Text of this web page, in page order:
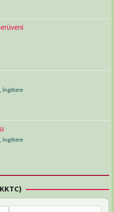
İngiltere
İngiltere